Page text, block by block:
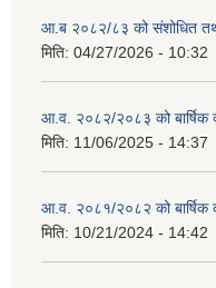
आ.ब २०८२/८३ को संशोधित
मिति: 04/27/2026 - 10:32
आ.व. २०८२/२०८३ को बार्षिक
मिति: 11/06/2025 - 14:37
आ.व. २०८१/२०८२ को बार्षिक
मिति: 10/21/2024 - 14:42